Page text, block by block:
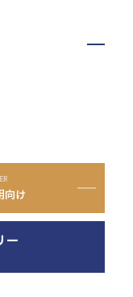
向け
ー